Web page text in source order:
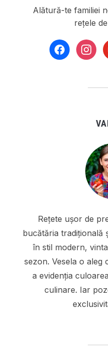
Alătură-te familiei
rețele
facebook
Rețete ușor de
bucătăria tradițională
în stil modern,
sezon. Vesela o aleg
a evidenția
culinare. Iar